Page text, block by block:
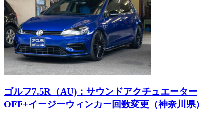
ゴルフ7.5R（AU)：サウンドアクチュエーター
OFF+イージーウィンカー回数変更（神奈川県）